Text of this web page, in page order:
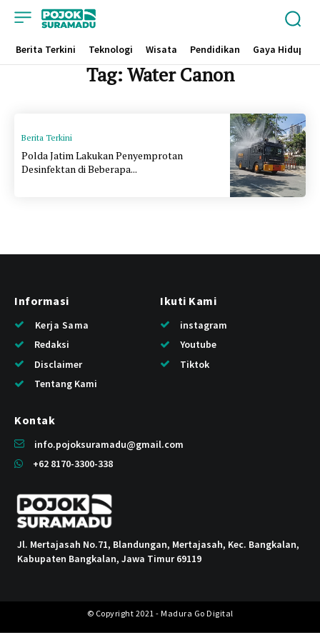
Berita Terkini Teknologi Wisata Pendidikan Gaya Hidup
Tag: Water Canon
Berita Terkini
Polda Jatim Lakukan Penyemprotan
Desinfektan di Beberapa...
Informasi
Kerja Sama
Redaksi
Disclaimer
Tentang Kami
Ikuti Kami
instagram
Youtube
Tiktok
Kontak
info.pojoksuramadu@gmail.com
+62 8170-3300-338
Jl. Mertajasah No.71, Blandungan, Mertajasah, Kec. Bangkalan,
Kabupaten Bangkalan, Jawa Timur 69119
© Copyright 2021 - Madura Go Digital